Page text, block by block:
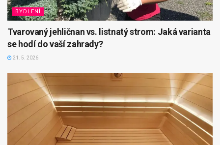
BYDLENÍ
Tvarovaný jehličnan vs. listnatý strom: Jaká varianta
se hodí do vaší zahrady?
21. 5. 2026